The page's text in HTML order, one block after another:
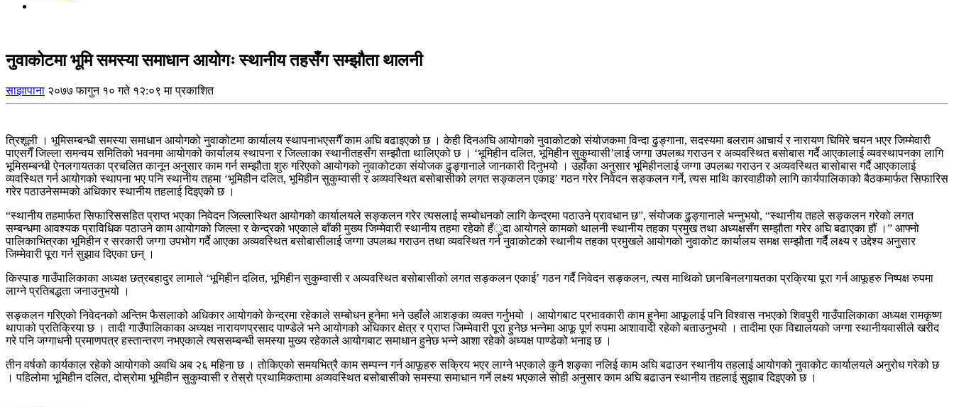
नुवाकोटमा भूमि समस्या समाधान आयोगः स्थानीय तहसँग सम्झौता थालनी
साझापाना २०७७ फागुन १० गते १२:०९ मा प्रकाशित
त्रिशूली । भूमिसम्बन्धी समस्या समाधान आयोगको नुवाकोटमा कार्यालय स्थापनाभएसगैँ काम अघि बढाइएको छ । केही दिनअघि आयोगको नुवाकोटको संयोजकमा विन्दा ढुङ्गाना, सदस्यमा बलराम आचार्य र नारायण घिमिरे चयन भएर जिम्मेवारी
पाएसगैँ जिल्ला समन्वय समितिको भवनमा आयोगको कार्यालय स्थापना र जिल्लाका स्थानीतहसँग सम्झौता थालिएको छ । ‘भूमिहीन दलित, भूमिहीन सुकुम्वासी’लाई जग्गा उपलब्ध गराउन र अव्यवस्थित बसोबास गर्दै आएकालाई व्यवस्थापनका लागि
भूमिसम्बन्धी ऐनलगायतका प्रचलित कानून अनु्सार काम गर्न सम्झौता शुरु गरिएको आयोगको नुवाकोटका संयोजक ढुङ्गानाले जानकारी दिनुभयोे । उहाँका अनुसार भूमिहीनलाई जग्गा उपलब्ध गराउन र अव्यवस्थित बासोबास गर्दै आएकालाई
व्यवस्थित गर्न आयोगको स्थापना भए पनि स्थानीय तहमा ‘भूमिहीन दलित, भूमिहीन सुकुम्वासी र अव्यवस्थित बसोबासीको लगत सङ्कलन एकाइ’ गठन गरेर निवेदन सङ्कलन गर्ने, त्यस माथि कारवाहीको लागि कार्यपालिकाको बैठकमार्फत सिफारिस
गरेर पठाउनेसम्मको अधिकार स्थानीय तहलाई दिइएको छ ।
“स्थानीय तहमार्फत सिफारिससहित प्राप्त भएका निवेदन जिल्लास्थित आयोगको कार्यालयले सङ्कलन गरेर त्यसलाई सम्बोधनको लागि केन्द्रमा पठाउने प्रावधान छ”, संयोजक ढुङ्गानाले भन्नुभयो, “स्थानीय तहले सङ्कलन गरेको लगत
सम्बन्धमा आवश्यक प्राविधिक पठाउने काम आयोगको जिल्ला र केन्द्रको भएकाले बाँकी मुख्य जिम्मेवारी स्थानीय तहमा रहेको हँुदा आयोगले कामको थालनी स्थानीय तहका प्रमुख तथा अध्यक्षसँग सम्झौता गरेर अघि बढाएका हौं ।” आफ्नो
पालिकाभित्रका भूमिहीन र सरकारी जग्गा उपभोग गर्दै आएका अव्यवस्थित बसोबासीलाई जग्गा उपलब्ध गराउन तथा व्यवस्थित गर्न नुवाकोटको स्थानीय तहका प्रमुखले आयोगको नुवाकोट कार्यालय समक्ष सम्झौता गर्दैै लक्ष्य र उद्देश्य अनुसार
जिम्मेवारी पूरा गर्न सुझाव दिएका छन् ।
किस्पाङ गाउँपालिकाका अध्यक्ष छत्रबहादुर लामाले ‘भूमिहीन दलित, भूमिहीन सुकुम्वासी र अव्यवस्थित बसोबासीको लगत सङ्कलन एकाई’ गठन गर्दै निवेदन सङ्कलन, त्यस माथिको छानबिनलगायतका प्रक्रिया पूरा गर्न आफूहरु निष्पक्ष रुपमा
लाग्ने प्रतिबद्धता जनाउनुभयो ।
सङ्कलन गरिएको निवेदनको अन्तिम फैसलाको अधिकार आयोगको केन्द्रमा रहेकाले सम्बोधन हुनेमा भने उहाँले आशङ्का व्यक्त गर्नुभयो । आयोगबाट प्रभावकारी काम हुनेमा आफूलाई पनि विश्वास नभएको शिवपुरी गाउँपालिकाका अध्यक्ष रामकृष्ण
थापाको प्रतिक्रिया छ । तादी गाउँपालिकाका अध्यक्ष नारायणप्रसाद पाण्डेले भने आयोगको अधिकार क्षेत्र र प्राप्त जिम्मेवारी पूरा हुनेछ भन्नेमा आफू पूर्ण रुपमा आशावादी रहेको बताउनुभयो । तादीमा एक विद्यालयको जग्गा स्थानीयवासीले खरीद
गरे पनि जग्गाधनी प्रमाणपत्र हस्तान्तरण नभएकाले त्यससम्बन्धी समस्या मुख्य रहेकाले आयोगबाट समाधान हुनेछ भन्ने आशा रहेको अध्यक्ष पाण्डेको भनाइ छ ।
तीन वर्षको कार्यकाल रहेको आयोगको अवधि अब २६ महिना छ । तोकिएको समयभित्रै काम सम्पन्न गर्न आफूहरु सक्रिय भएर लाग्ने भएकाले कुनै शङ्का नलिई काम अघि बढाउन स्थानीय तहलाई आयोगको नुवाकोट कार्यालयले अनुरोध गरेको छ
। पहिलोमा भूमिहीन दलित, दोस्रोमा भूमिहीन सुकुम्वासी र तेस्रो प्रथामिकतामा अव्यवस्थित बसोबासीको समस्या समाधान गर्ने लक्ष्य भएकाले सोही अनुसार काम अघि बढाउन स्थानीय तहलाई सुझाब दिइएको छ ।